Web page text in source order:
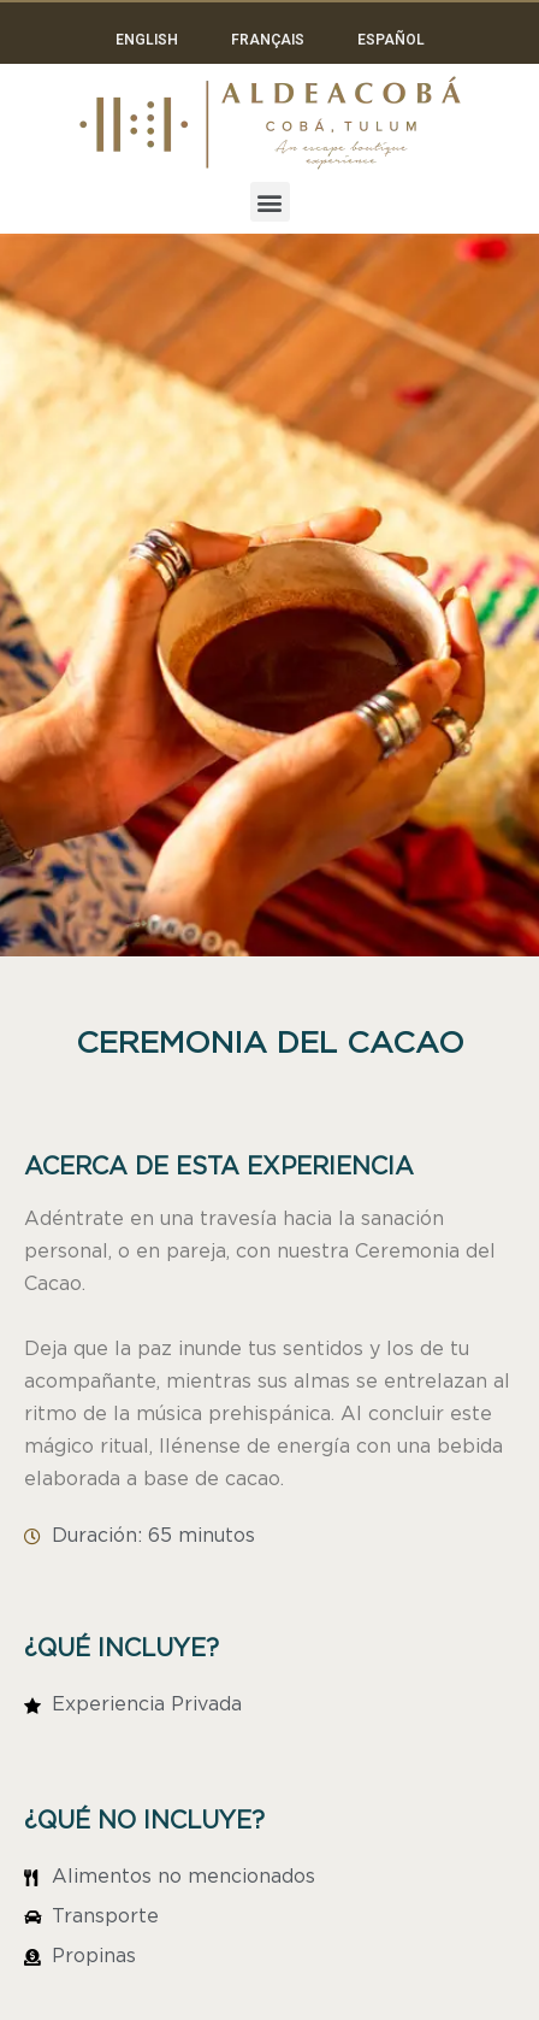
ENGLISH FRANÇAIS ESPAÑOL
CEREMONIA DEL CACAO
ACERCA DE ESTA EXPERIENCIA
Adéntrate en una travesía hacia la sanación
personal, o en pareja, con nuestra Ceremonia del
Cacao.
Deja que la paz inunde tus sentidos y los de tu
acompañante, mientras sus almas se entrelazan al
ritmo de la música prehispánica. Al concluir este
mágico ritual, llénense de energía con una bebida
elaborada a base de cacao.
Duración: 65 minutos
¿QUÉ INCLUYE?
Experiencia Privada
¿QUÉ NO INCLUYE?
Alimentos no mencionados
Transporte
Propinas